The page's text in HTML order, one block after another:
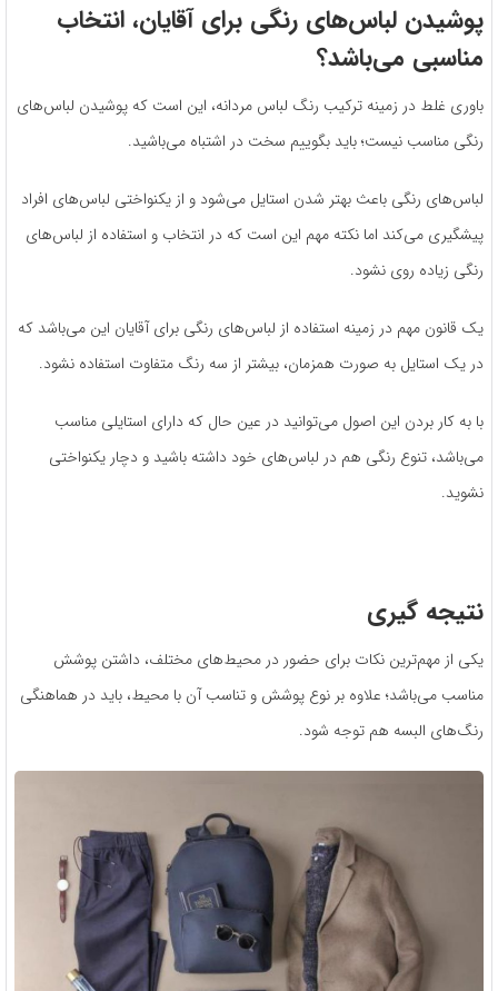
پوشیدن لباس‌های رنگی برای آقایان، انتخاب
مناسبی می‌باشد؟
باوری غلط در زمینه ترکیب رنگ لباس مردانه، این است که پوشیدن لباس‌های
رنگی مناسب نیست؛ باید بگوییم سخت در اشتباه می‌باشید.
لباس‌های رنگی باعث بهتر شدن استایل می‌شود و از یکنواختی لباس‌های افراد
پیشگیری می‌کند اما نکته مهم این است که در انتخاب و استفاده از لباس‌های
رنگی زیاده روی نشود.
یک قانون مهم در زمینه استفاده از لباس‌های رنگی برای آقایان این می‌باشد که
در یک استایل به صورت همزمان، بیشتر از سه رنگ متفاوت استفاده نشود.
با به کار بردن این اصول می‌توانید در عین حال که دارای استایلی مناسب
می‌باشد، تنوع رنگی هم در لباس‌های خود داشته باشید و دچار یکنواختی
نشوید.
نتیجه گیری
یکی از مهم‌ترین نکات برای حضور در محیط‌های مختلف، داشتن پوشش
مناسب می‌باشد؛ علاوه بر نوع پوشش و تناسب آن با محیط، باید در هماهنگی
رنگ‌های البسه هم توجه شود.